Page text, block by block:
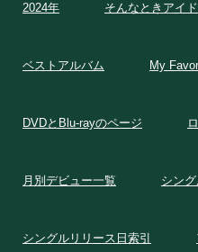
2024年 そんなときアイ
ベストアルバム My
DVDとBlu-rayのページ
月別デビュー一覧 シン
シングルリリース日索引